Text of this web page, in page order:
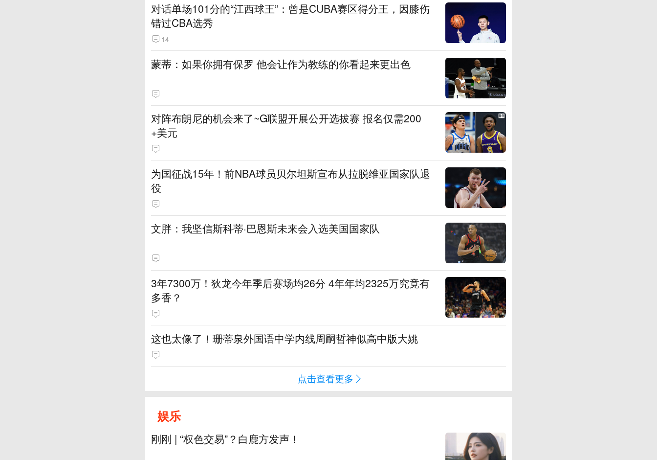
对话单场101分的“江西球王”：曾是CUBA赛区得分王，因膝伤
错过CBA选秀
14
蒙蒂：如果你拥有保罗 他会让作为教练的你看起来更出色
对阵布朗尼的机会来了~G联盟开展公开选拔赛 报名仅需200
+美元
为国征战15年！前NBA球员贝尔坦斯宣布从拉脱维亚国家队退
役
文胖：我坚信斯科蒂·巴恩斯未来会入选美国国家队
3年7300万！狄龙今年季后赛场均26分 4年年均2325万究竟有
多香？
这也太像了！珊蒂泉外国语中学内线周嗣哲神似高中版大姚
点击查看更多
娱乐
刚刚 | “权色交易”？白鹿方发声！